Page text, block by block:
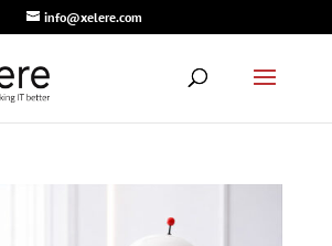
info@xelere.com